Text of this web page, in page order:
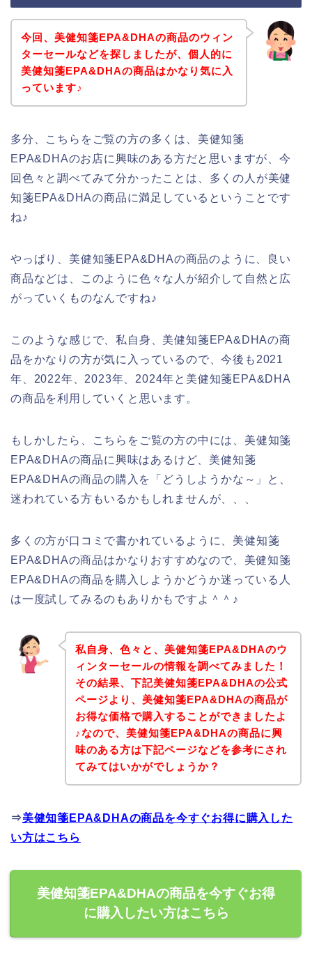
今回、美健知箋EPA&DHAの商品のウィン
ターセールなどを探しましたが、個人的に
美健知箋EPA&DHAの商品はかなり気に入
っています♪
多分、こちらをご覧の方の多くは、美健知箋
EPA&DHAのお店に興味のある方だと思いますが、今
回色々と調べてみて分かったことは、多くの人が美健
知箋EPA&DHAの商品に満足しているということです
ね♪
やっぱり、美健知箋EPA&DHAの商品のように、良い
商品などは、このように色々な人が紹介して自然と広
がっていくものなんですね♪
このような感じで、私自身、美健知箋EPA&DHAの商
品をかなりの方が気に入っているので、今後も2021
年、2022年、2023年、2024年と美健知箋EPA&DHA
の商品を利用していくと思います。
もしかしたら、こちらをご覧の方の中には、美健知箋
EPA&DHAの商品に興味はあるけど、美健知箋
EPA&DHAの商品の購入を「どうしようかな～」と、
迷われている方もいるかもしれませんが、、、
多くの方が口コミで書かれているように、美健知箋
EPA&DHAの商品はかなりおすすめなので、美健知箋
EPA&DHAの商品を購入しようかどうか迷っている人
は一度試してみるのもありかもですよ＾＾♪
私自身、色々と、美健知箋EPA&DHAのウ
ィンターセールの情報を調べてみました！
その結果、下記美健知箋EPA&DHAの公式
ページより、美健知箋EPA&DHAの商品が
お得な価格で購入することができましたよ
♪なので、美健知箋EPA&DHAの商品に興
味のある方は下記ページなどを参考にされ
てみてはいかがでしょうか？
⇒美健知箋EPA&DHAの商品を今すぐお得に購入した
い方はこちら
美健知箋EPA&DHAの商品を今すぐお得
に購入したい方はこちら